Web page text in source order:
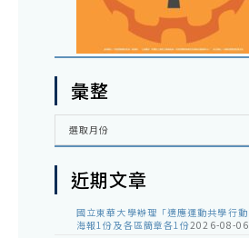
彙整
彙
選取月份
近期文章
國立東華大學辦理「適應運動共學行
海報1份及各區簡章各1份2026-08-06